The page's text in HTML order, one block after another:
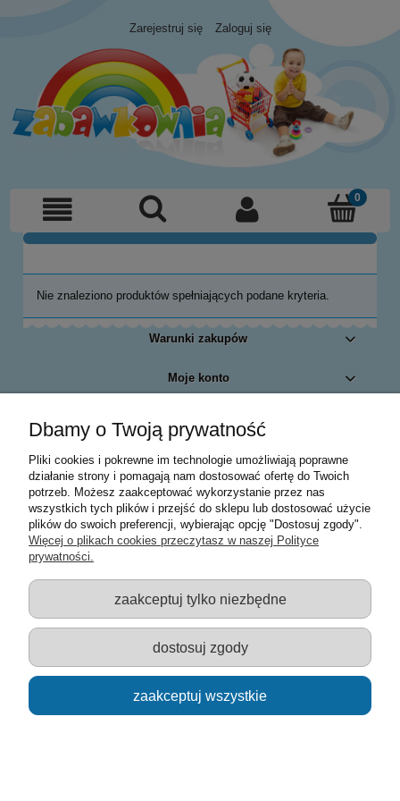
Zarejestruj się Zaloguj się
Nie znaleziono produktów spełniających podane kryteria.
Warunki zakupów
Moje konto
edukacyjne :: Zestawy artystyczne :: Zabawki :: samochody Welly
:: Zabawkownia :: zabawki dla dzieci :: Lalki :: Klocki :: Artykuły
szkolne ::
pokaż pełną wersję strony
Sklep internetowy Shoper.pl
Dbamy o Twoją prywatność
Pliki cookies i pokrewne im technologie umożliwiają poprawne
działanie strony i pomagają nam dostosować ofertę do Twoich
potrzeb. Możesz zaakceptować wykorzystanie przez nas
wszystkich tych plików i przejść do sklepu lub dostosować użycie
plików do swoich preferencji, wybierając opcję "Dostosuj zgody".
Więcej o plikach cookies przeczytasz w naszej Polityce
prywatności.
zaakceptuj tylko niezbędne
dostosuj zgody
zaakceptuj wszystkie